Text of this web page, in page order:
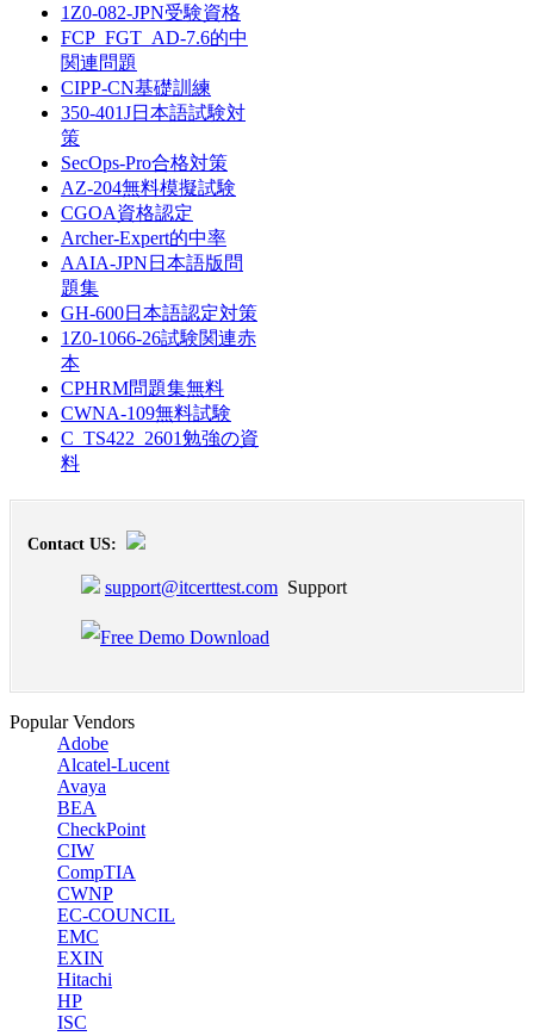
1Z0-082-JPN受験資格
FCP_FGT_AD-7.6的中
関連問題
CIPP-CN基礎訓練
350-401J日本語試験対
策
SecOps-Pro合格対策
AZ-204無料模擬試験
CGOA資格認定
Archer-Expert的中率
AAIA-JPN日本語版問
題集
GH-600日本語認定対策
1Z0-1066-26試験関連赤
本
CPHRM問題集無料
CWNA-109無料試験
C_TS422_2601勉強の資
料
Contact US:
support@itcerttest.com Support
Popular Vendors
Adobe
Alcatel-Lucent
Avaya
BEA
CheckPoint
CIW
CompTIA
CWNP
EC-COUNCIL
EMC
EXIN
Hitachi
HP
ISC